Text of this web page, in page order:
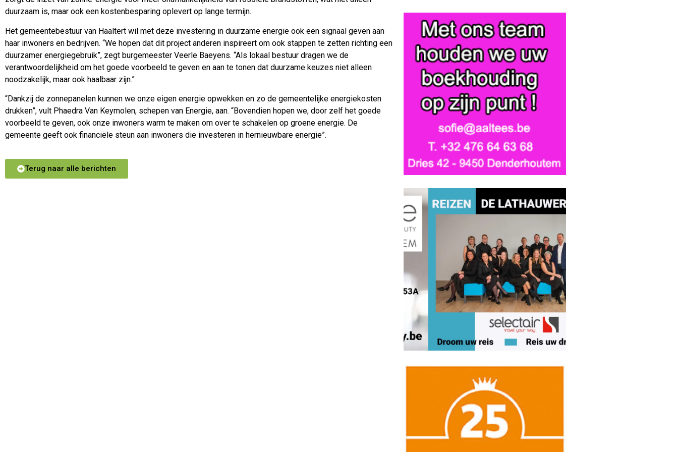
duurzaam is, maar ook een kostenbesparing oplevert op lange termijn.
Het gemeentebestuur van Haaltert wil met deze investering in duurzame energie ook een signaal geven aan
haar inwoners en bedrijven. “We hopen dat dit project anderen inspireert om ook stappen te zetten richting een
duurzamer energiegebruik”, zegt burgemeester Veerle Baeyens. “Als lokaal bestuur dragen we de
verantwoordelijkheid om het goede voorbeeld te geven en aan te tonen dat duurzame keuzes niet alleen
noodzakelijk, maar ook haalbaar zijn.”
“Dankzij de zonnepanelen kunnen we onze eigen energie opwekken en zo de gemeentelijke energiekosten
drukken”, vult Phaedra Van Keymolen, schepen van Energie, aan. “Bovendien hopen we, door zelf het goede
voorbeeld te geven, ook onze inwoners warm te maken om over te schakelen op groene energie. De
gemeente geeft ook financiële steun aan inwoners die investeren in hernieuwbare energie”.
Terug naar alle berichten